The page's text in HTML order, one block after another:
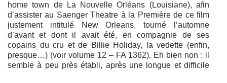
home town de La Nouvelle Orléans (Louisiane), afin
d’assister au Saenger Theatre à la Première de ce film
justement intitulé New Orleans, tourné l’automne
d’avant et dont il avait été, en compagnie de ses
copains du cru et de Billie Holiday, la vedette (enfin,
presque…) (voir volume 12 – FA 1362). Eh bien non : il
semble à peu près établi, après une longue et difficile